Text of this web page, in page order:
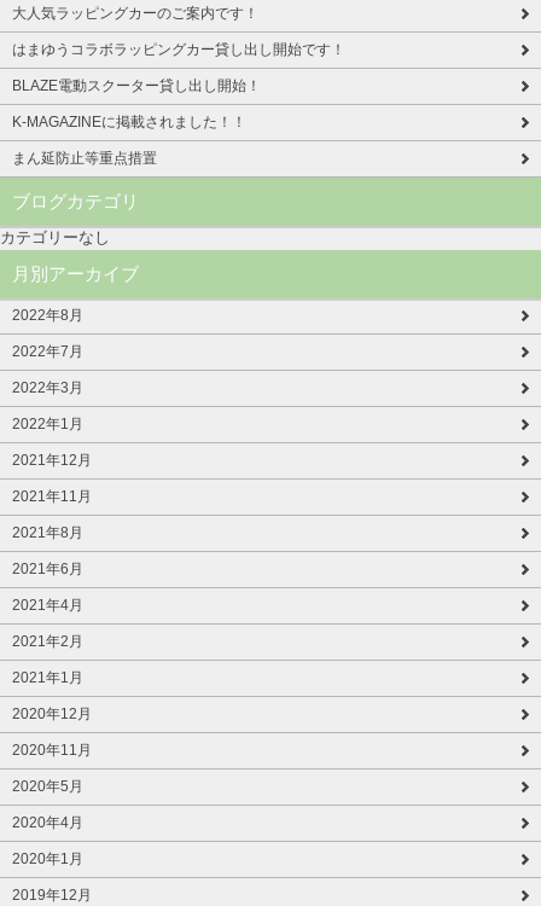
大人気ラッピングカーのご案内です！
はまゆうコラボラッピングカー貸し出し開始です！
BLAZE電動スクーター貸し出し開始！
K-MAGAZINEに掲載されました！！
まん延防止等重点措置
ブログカテゴリ
カテゴリーなし
月別アーカイブ
2022年8月
2022年7月
2022年3月
2022年1月
2021年12月
2021年11月
2021年8月
2021年6月
2021年4月
2021年2月
2021年1月
2020年12月
2020年11月
2020年5月
2020年4月
2020年1月
2019年12月